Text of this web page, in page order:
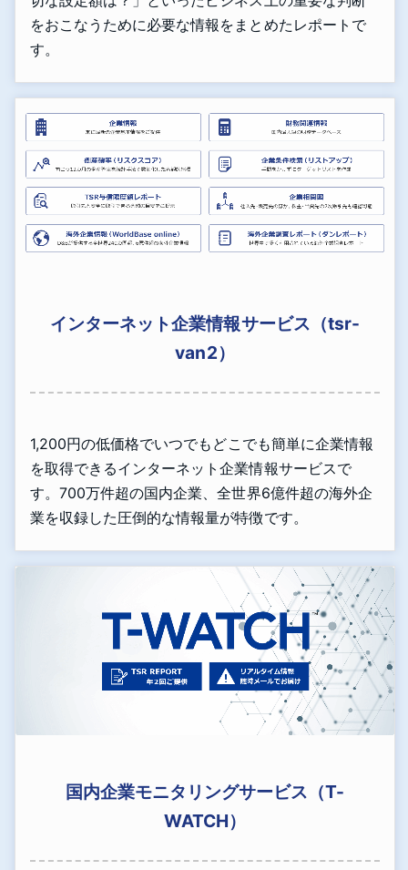
をおこなうために必要な情報をまとめたレポートで
す。
インターネット企業情報サービス（tsr-
van2）
1,200円の低価格でいつでもどこでも簡単に企業情報
を取得できるインターネット企業情報サービスで
す。700万件超の国内企業、全世界6億件超の海外企
業を収録した圧倒的な情報量が特徴です。
国内企業モニタリングサービス（T-
WATCH）